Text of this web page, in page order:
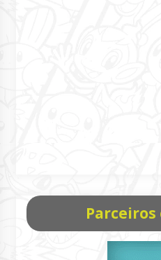
Parceiros